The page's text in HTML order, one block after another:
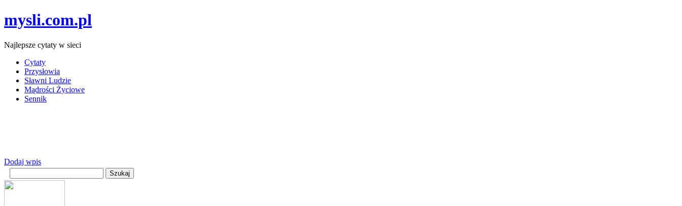
mysli.com.pl
Najlepsze cytaty w sieci
Cytaty
Przysłowia
Sławni Ludzie
Mądrości Życiowe
Sennik
Dodaj wpis